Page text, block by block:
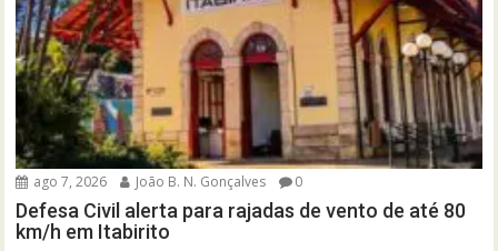
ago 7, 2026 João B. N. Gonçalves 0
Defesa Civil alerta para rajadas de vento de até 80
km/h em Itabirito